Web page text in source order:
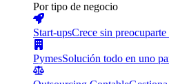
Por tipo de negocio
Start-upsCrece sin
PymesSolución todo en uno